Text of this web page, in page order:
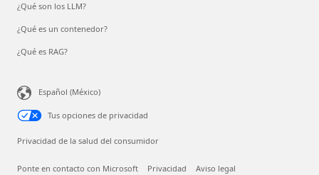
¿Qué son los LLM?
¿Qué es un contenedor?
¿Qué es RAG?
Español (México)
Tus opciones de privacidad
Privacidad de la salud del consumidor
Ponte en contacto con Microsoft Privacidad Aviso legal